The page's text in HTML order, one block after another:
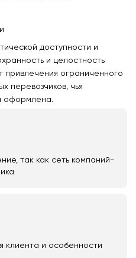
доступности и
и целостность
привлечения ограниченного
перевозчиков, чья
оформлена.
так как сеть компаний-
клиента и особенности